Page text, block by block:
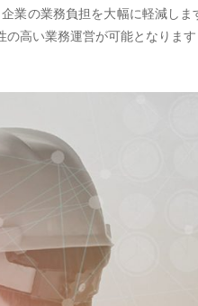
業の業務負担を大幅に軽減し
高い業務運営が可能となります